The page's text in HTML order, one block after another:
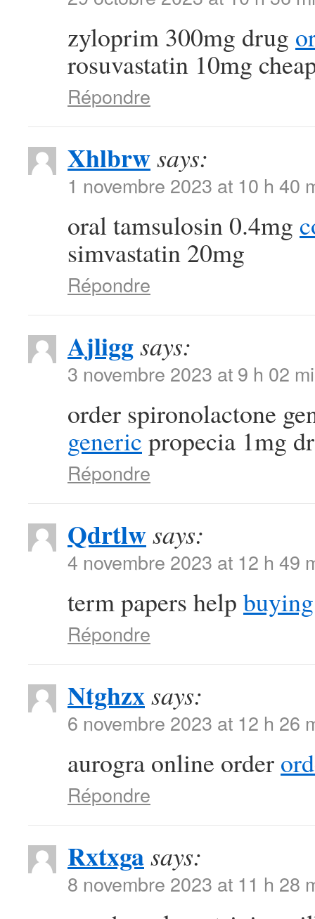
zyloprim 300mg drug
rosuvastatin 10mg
Répondre
Xhlbrwsays:
1 novembre 2023 at 10 h 40
oral tamsulosin 0.4mg
simvastatin 20mg
Répondre
Ajliggsays:
3 novembre 2023 at 9 h 02
order spironolactone
generic propecia 1mg
Répondre
Qdrtlwsays:
4 novembre 2023 at 12 h 49
term papers help
Répondre
Ntghzxsays:
6 novembre 2023 at 12 h 26
aurogra online order
Répondre
Rxtxgasays:
8 novembre 2023 at 11 h 28